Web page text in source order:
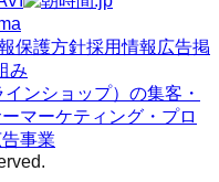
保護方針採用情報 広告掲
み
ンショップ）の集客・
マーケティング・プロ
事業